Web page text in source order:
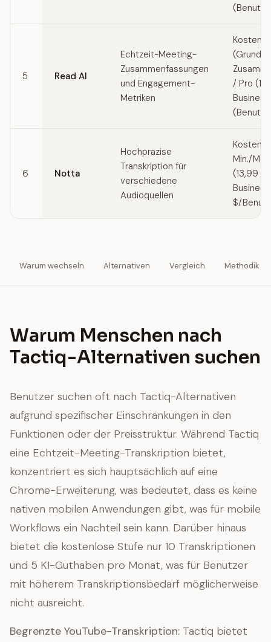
5 Read AI
Echtzeit-Meeting-
Zusammenfassungen
und Engagement-
Metriken
/ Pro
Business
6 Notta
Hochpräzise
Transkription für
verschiedene
Audioquellen
Min./
(13,99
$/
Warum wechseln Alternativen Vergleich Methodik
Warum Menschen nach
Tactiq-Alternativen suchen
Benutzer suchen oft nach Tactiq-Alternativen
aufgrund spezifischer Einschränkungen in den
Funktionen oder der Preisstruktur. Während Tactiq
eine Echtzeit-Meeting-Transkription bietet,
konzentriert es sich hauptsächlich auf eine
Chrome-Erweiterung, was bedeutet, dass es keine
nativen mobilen Anwendungen gibt, was für mobile
Workflows ein Nachteil sein kann. Darüber hinaus
bietet die kostenlose Stufe nur 10 Transkriptionen
und 5 KI-Guthaben pro Monat, was für Benutzer
mit höherem Transkriptionsbedarf möglicherweise
nicht ausreicht.
Begrenzte YouTube-Transkription: Tactiq bietet